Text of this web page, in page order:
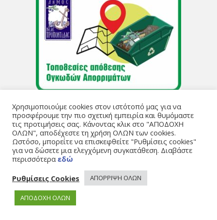
Χρησιμοποιούμε cookies στον ιστότοπό μας για να
προσφέρουμε την πιο σχετική εμπειρία και θυμόμαστε
τις προτιμήσεις σας. Κάνοντας κλικ στο "ΑΠΟΔΟΧΗ
ΟΛΩΝ", αποδέχεστε τη χρήση ΟΛΩΝ των cookies.
Ωστόσο, μπορείτε να επισκεφθείτε "Ρυθμίσεις cookies"
για να δώσετε μια ελεγχόμενη συγκατάθεση. Διαβάστε
περισσότερα εδώ
Ρυθμίσεις Cookies
ΑΠΟΡΡΙΨΗ ΟΛΩΝ
ΑΠΟΔΟΧΗ ΟΛΩΝ